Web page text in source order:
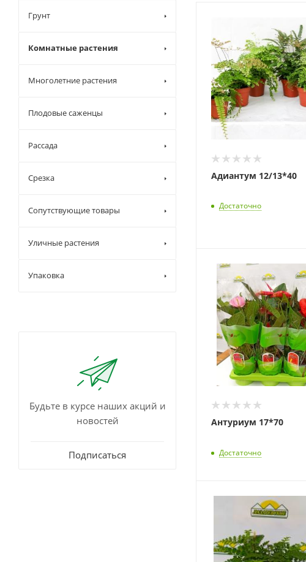
Адиантум 12/13*40
Достаточно
Антуриум 17*70
Достаточно
Грунт
Комнатные растения
Многолетние растения
Плодовые саженцы
Рассада
Срезка
Сопутствующие товары
Уличные растения
Упаковка
Будьте в курсе наших акций и
новостей
Подписаться